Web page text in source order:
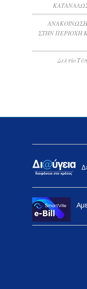
ΣΤΗΝ ΠΕΡΙΟΧΗ
Δελτίο